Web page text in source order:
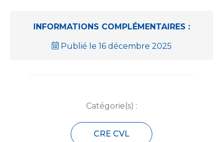
INFORMATIONS COMPLÉMENTAIRES :
Publié le 16 décembre 2025
Catégorie(s) :
CRE CVL